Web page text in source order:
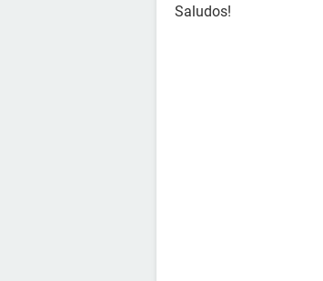
Saludos!